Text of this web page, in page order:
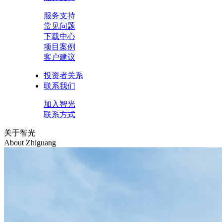
服务支持
常见问题
下载中心
项目案例
客户建议
投资者关系
联系我们
加入智光
联系方式
关于智光
About Zhiguang